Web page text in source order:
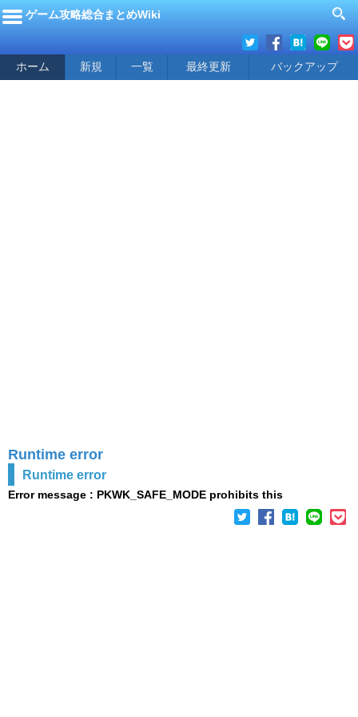
ゲーム攻略総合まとめWiki
ホーム 新規 一覧 最終更新 バックアップ
Runtime error
Runtime error
Error message : PKWK_SAFE_MODE prohibits this